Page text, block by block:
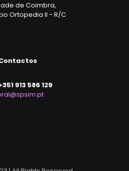
de Coimbra,
Ortopedia II - R/C
913 586 129